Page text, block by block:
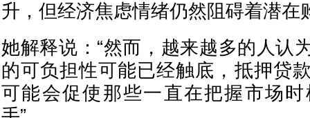
升，但经济焦虑情绪仍然阻碍着潜在
她解释说：“然而，越来越多的人认
的可负担性可能已经触底，抵押贷
可能会促使那些一直在把握市场